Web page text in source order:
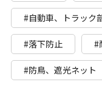
#自動車、トラック
#落下防止 #
#防鳥、遮光ネット